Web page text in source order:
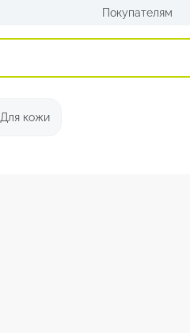
Покупателям
Для кожи